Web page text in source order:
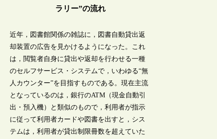
ラリー”の流れ
近年，図書館関係の雑誌に，図書自動貸出返
却装置の広告を見かけるようになった。これ
は，閲覧者自身に貸出や返却を行わせる一種
のセルフサービス・システムで，いわゆる“無
人カウンター”を目指すものである。現在主流
となっているのは，銀行のATM（現金自動引
出・預入機）と類似のもので，利用者が指示
に従って利用者カードや図書を出すと，シス
テムは，利用者が貸出制限冊数を超えていた